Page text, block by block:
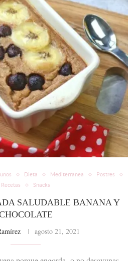
Dieta Mediterranea
Postres
Recetas
Snacks
SALUDABLE BANANA Y
agosto 21, 2021